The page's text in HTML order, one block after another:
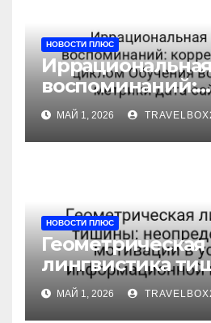
НОВОСТИ ПЛЮС
воспоминаний:
корреляция
Обучения
метрики дата-
МАЙ 1, 2026
НОВОСТИ ПЛЮС
Геометрическая
лингвистика
мотивации в
МАЙ 1, 2026